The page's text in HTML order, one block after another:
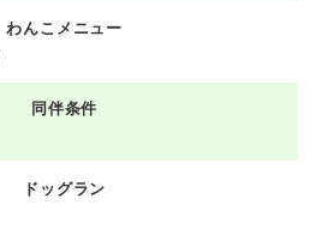
わんこメニュー
同伴条件
ドッグラン